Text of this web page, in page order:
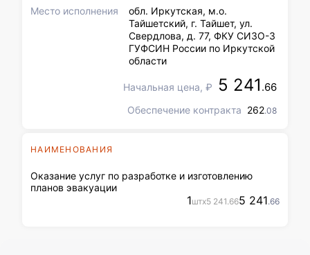
Место исполнения
обл. Иркутская, м.о.
Тайшетский, г. Тайшет, ул.
Свердлова, д. 77, ФКУ СИЗО-3
ГУФСИН России по Иркутской
области
Начальная цена, ₽ 5 241 .66
Обеспечение контракта 262.08
НАИМЕНОВАНИЯ
Оказание услуг по разработке и изготовлению
планов эвакуации
1штx5 241.665 241.66